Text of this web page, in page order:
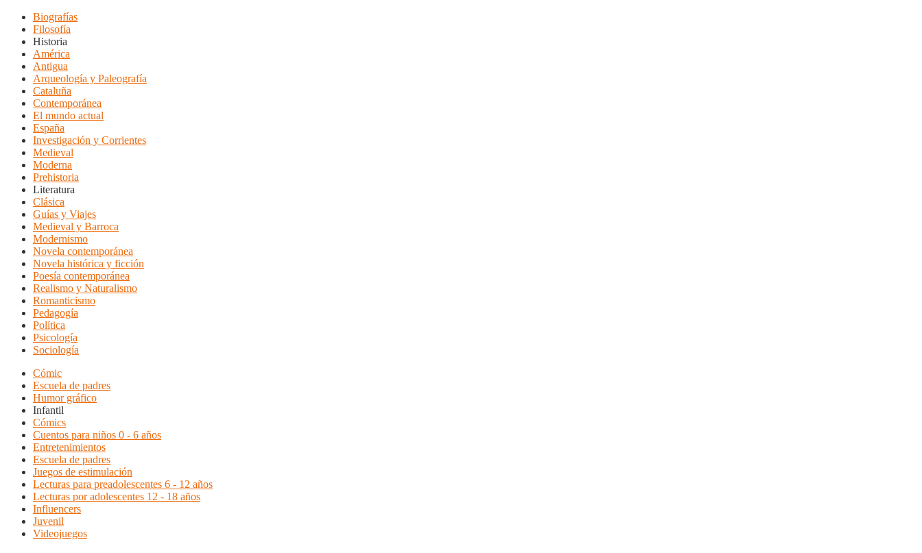
Biografías
Filosofía
Historia
América
Antigua
Arqueología y Paleografía
Cataluña
Contemporánea
El mundo actual
España
Investigación y Corrientes
Medieval
Moderna
Prehistoria
Literatura
Clásica
Guías y Viajes
Medieval y Barroca
Modernismo
Novela contemporánea
Novela histórica y ficción
Poesía contemporánea
Realismo y Naturalismo
Romanticismo
Pedagogía
Política
Psicología
Sociología
Cómic
Escuela de padres
Humor gráfico
Infantil
Cómics
Cuentos para niños 0 - 6 años
Entretenimientos
Escuela de padres
Juegos de estimulación
Lecturas para preadolescentes 6 - 12 años
Lecturas por adolescentes 12 - 18 años
Influencers
Juvenil
Videojuegos